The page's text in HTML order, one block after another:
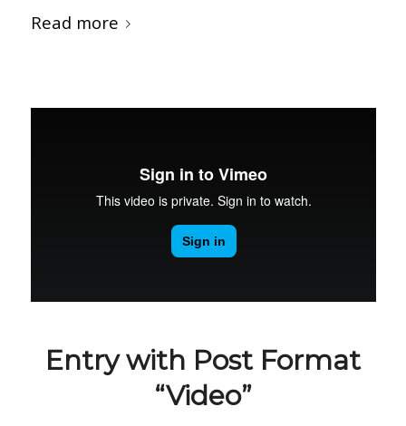
Read more
Entry with Post Format
“Video”